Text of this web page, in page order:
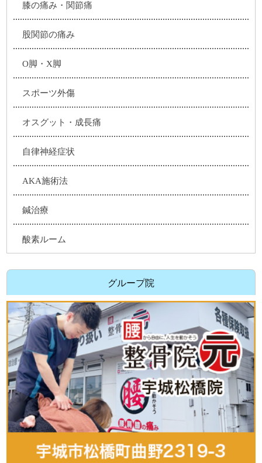
膝の痛み・関節痛
股関節の痛み
O脚・X脚
スポーツ外傷
オスグット・成長痛
自律神経症状
AKA施術法
鍼治療
酸素ルーム
グループ院